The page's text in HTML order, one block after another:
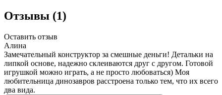
Отзывы (1)
Оставить отзыв
Алина
Замечательный конструктор за смешные деньги! Детальки на
липкой основе, надежно склеиваются друг с другом. Готовой
игрушкой можно играть, а не просто любоваться) Моя
любительница динозавров расстроена только тем, что их всего
два вида.